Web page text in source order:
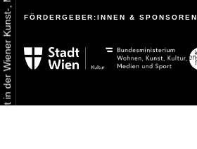
FÖRDERGEBER:INNEN & SPONSOREN